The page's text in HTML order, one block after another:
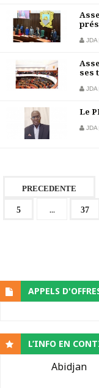
JDA
ses
JDA
Le
JDA
PRECEDENTE
5 ... 37
APPELS
L’INFO EN
Abidjan